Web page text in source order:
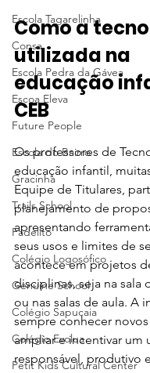
Escola Tagarelinha
Consa
Escola Pedra da Gávea
Escoa Eleva
Future People
Escola do Bairro
Gracinha
Trails School
Fadelito
Colégio Logosófico
Genuine School
Colégio Sapucaia
Colégio Evolua
Petit Kids Cultural Center
Como a
utilizada na
educação
CEB
Os professores de
educação infantil,
Equipe de Titulares,
planejamento de
apresentando
seus usos e limites de
acontece em projetos
disciplinas, seja na sala
ou nas salas de aula. A
sempre conhecer
ampliar e incentivar um
responsável, produtivo